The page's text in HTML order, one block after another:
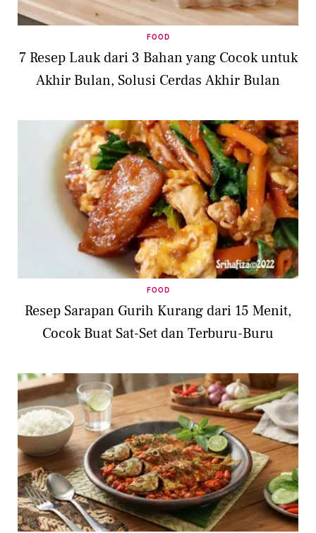
FOOD
7 Resep Lauk dari 3 Bahan yang Cocok untuk
Akhir Bulan, Solusi Cerdas Akhir Bulan
FOOD
Resep Sarapan Gurih Kurang dari 15 Menit,
Cocok Buat Sat-Set dan Terburu-Buru